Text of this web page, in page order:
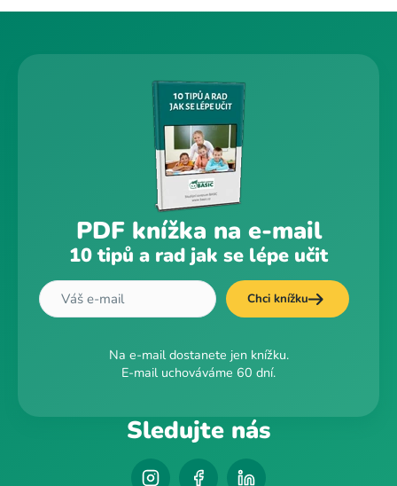
PDF knížka na e-mail
10 tipů a rad jak se lépe učit
Chci knížku
Na e-mail dostanete jen knížku.
E-mail uchováváme 60 dní.
Sledujte nás